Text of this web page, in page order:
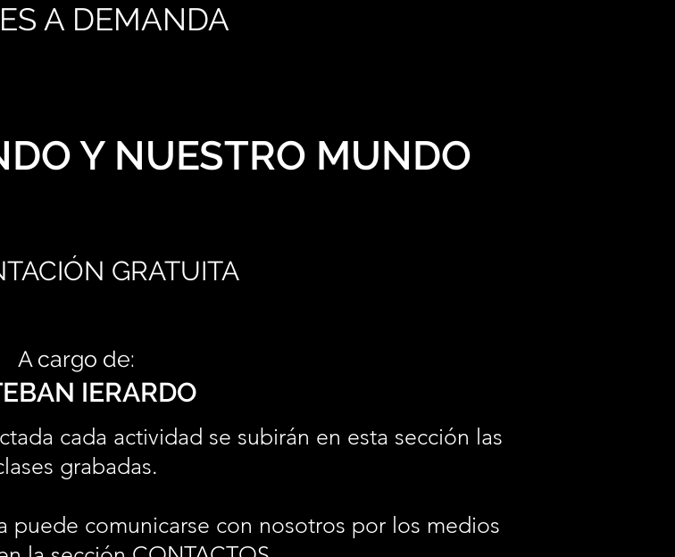
A DEMANDA
Y NUESTRO MUNDO
GRATUITA
A cargo de:
IERARDO
cada actividad se subirán en esta sección las
grabadas.
comunicarse con nosotros por los medios